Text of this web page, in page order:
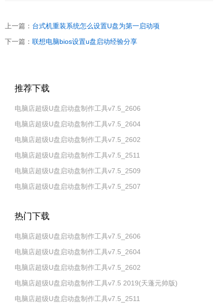
上一篇： 台式机重装系统怎么设置U盘为第一启动项
下一篇： 联想电脑bios设置u盘启动经验分享
推荐下载
电脑店超级U盘启动盘制作工具v7.5_2606
电脑店超级U盘启动盘制作工具v7.5_2604
电脑店超级U盘启动盘制作工具v7.5_2602
电脑店超级U盘启动盘制作工具v7.5_2511
电脑店超级U盘启动盘制作工具v7.5_2509
电脑店超级U盘启动盘制作工具v7.5_2507
热门下载
电脑店超级U盘启动盘制作工具v7.5_2606
电脑店超级U盘启动盘制作工具v7.5_2604
电脑店超级U盘启动盘制作工具v7.5_2602
电脑店超级U盘启动盘制作工具v7.5 2019(天蓬元帅版)
电脑店超级U盘启动盘制作工具v7.5_2511